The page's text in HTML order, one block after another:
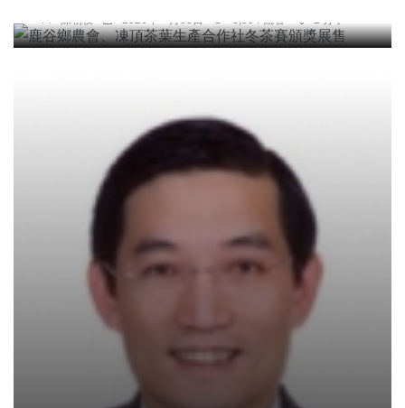
陳朝枝 2026年一月03日 8,594 觀看 2 分享